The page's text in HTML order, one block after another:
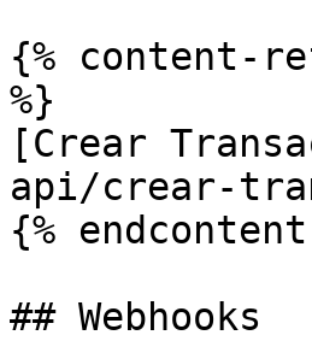
{% content-ref
%}
[Crear
api/crear-
{%
## Webhooks